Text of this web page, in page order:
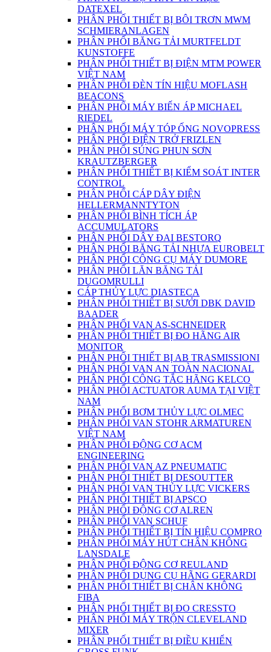
DATEXEL
PHÂN PHỐI THIẾT BỊ BÔI TRƠN MWM
SCHMIERANLAGEN
PHÂN PHỐI BĂNG TẢI MURTFELDT
KUNSTOFFE
PHÂN PHỐI THIẾT BỊ ĐIỆN MTM POWER
VIỆT NAM
PHÂN PHỐI ĐÈN TÍN HIỆU MOFLASH
BEACONS
PHÂN PHỐI MÁY BIẾN ÁP MICHAEL
RIEDEL
PHÂN PHỐI MÁY TÓP ỐNG NOVOPRESS
PHÂN PHỐI ĐIỆN TRỞ FRIZLEN
PHÂN PHỐI SÚNG PHUN SƠN
KRAUTZBERGER
PHÂN PHỐI THIẾT BỊ KIỂM SOÁT INTER
CONTROL
PHÂN PHỐI CÁP DÂY ĐIỆN
HELLERMANNTYTON
PHÂN PHỐI BÌNH TÍCH ÁP
ACCUMULATORS
PHÂN PHỐI DÂY ĐAI BESTORQ
PHÂN PHỐI BĂNG TẢI NHỰA EUROBELT
PHÂN PHỐI CÔNG CỤ MÁY DUMORE
PHÂN PHỐI LĂN BĂNG TẢI
DUGOMRULLI
CÁP THỦY LỰC DIASTECA
PHÂN PHỐI THIẾT BỊ SƯỞI DBK DAVID
BAADER
PHÂN PHỐI VAN AS-SCHNEIDER
PHÂN PHỐI THIẾT BỊ ĐO HÃNG AIR
MONITOR
PHÂN PHỐI THIẾT BỊ AB TRASMISSIONI
PHÂN PHỐI VAN AN TOÀN NACIONAL
PHÂN PHỐI CÔNG TẮC HÃNG KELCO
PHÂN PHỐI ACTUATOR AUMA TẠI VIỆT
NAM
PHÂN PHỐI BƠM THỦY LỰC OLMEC
PHÂN PHỐI VAN STOHR ARMATUREN
VIỆT NAM
PHÂN PHỐI ĐỘNG CƠ ACM
ENGINEERING
PHÂN PHỐI VAN AZ PNEUMATIC
PHÂN PHỐI THIẾT BỊ DESOUTTER
PHÂN PHỐI VAN THỦY LỰC VICKERS
PHÂN PHỐI THIẾT BỊ APSCO
PHÂN PHỐI ĐỘNG CƠ ALREN
PHÂN PHỐI VAN SCHUF
PHÂN PHỐI THIẾT BỊ TÍN HIỆU COMPRO
PHÂN PHỐI MÁY HÚT CHÂN KHÔNG
LANSDALE
PHÂN PHỐI ĐỘNG CƠ REULAND
PHÂN PHỐI DỤNG CỤ HÃNG GERARDI
PHÂN PHỐI THIẾT BỊ CHÂN KHÔNG
FIBA
PHÂN PHỐI THIẾT BỊ ĐO CRESSTO
PHÂN PHỐI MÁY TRỘN CLEVELAND
MIXER
PHÂN PHỐI THIẾT BỊ ĐIỀU KHIỂN